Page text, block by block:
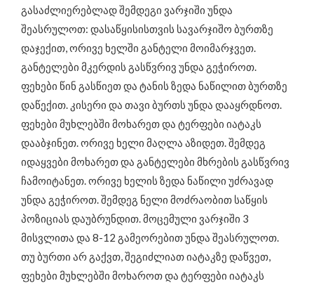
გასაძლიერებლად შემდეგი ვარჯიში უნდა
შეასრულოთ: დასაწყისისთვის სავარჯიშო ბურთზე
დაჯექით, ორივე ხელში განტელი მოიმარჯვეთ.
განტელები მკერდის გასწვრივ უნდა გეჭიროთ.
ფეხები წინ გასწიეთ და ტანის ზედა ნაწილით ბურთზე
დაწექით. კისერი და თავი ბურთს უნდა დააყრდნოთ.
ფეხები მუხლებში მოხარეთ და ტერფები იატაკს
დააბჯინეთ. ორივე ხელი მაღლა აზიდეთ. შემდეგ
იდაყვები მოხარეთ და განტელები მხრების გასწვრივ
ჩამოიტანეთ. ორივე ხელის ზედა ნაწილი უძრავად
უნდა გეჭიროთ. შემდეგ ნელი მოძრაობით საწყის
პოზიციას დაუბრუნდით. მოცემული ვარჯიში 3
მისვლითა და 8-12 გამეორებით უნდა შეასრულოთ.
თუ ბურთი არ გაქვთ, შეგიძლიათ იატაკზე დაწვეთ,
ფეხები მუხლებში მოხაროთ და ტერფები იატაკს